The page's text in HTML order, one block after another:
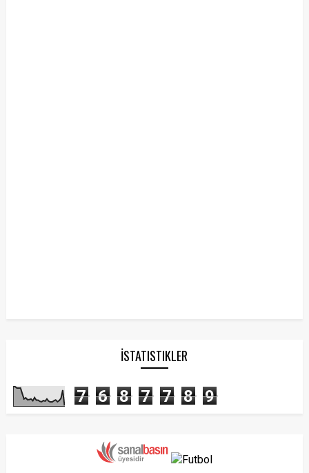
İSTATISTIKLER
7 6 8 7 7 8 9